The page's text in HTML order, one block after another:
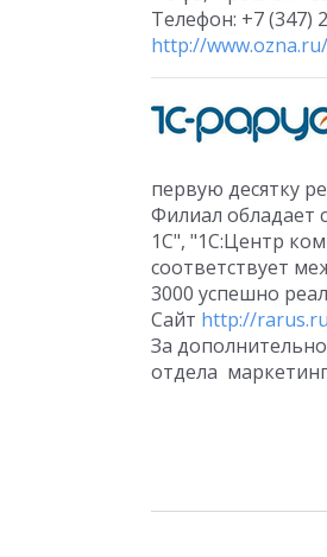
Телефон: +7 (347)
http://www.ozna.ru/
первую десятку
Филиал обладает
1С", "1С:Центр
соответствует
3000 успешно
Сайт http://
За
отдела